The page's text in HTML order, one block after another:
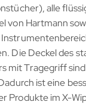
alle
von Hartmann
Die Deckel des
mit Tragegriff
ist eine
Produkte im X-